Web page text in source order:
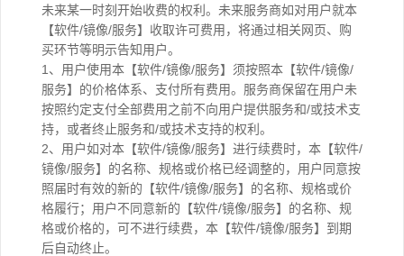
未来某一时刻开始收费的权利。未来服务商如对用户就本
【软件/镜像/服务】收取许可费用，将通过相关网页、购
买环节等明示告知用户。
1、用户使用本【软件/镜像/服务】须按照本【软件/镜像/
服务】的价格体系、支付所有费用。服务商保留在用户未
按照约定支付全部费用之前不向用户提供服务和/或技术支
持，或者终止服务和/或技术支持的权利。
2、用户如对本【软件/镜像/服务】进行续费时，本【软件/
镜像/服务】的名称、规格或价格已经调整的，用户同意按
照届时有效的新的【软件/镜像/服务】的名称、规格或价
格履行；用户不同意新的【软件/镜像/服务】的名称、规
格或价格的，可不进行续费，本【软件/镜像/服务】到期
后自动终止。